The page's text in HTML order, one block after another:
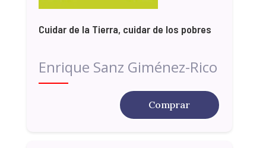
Cuidar de la Tierra, cuidar de los pobres
Enrique Sanz Giménez-Rico
Comprar